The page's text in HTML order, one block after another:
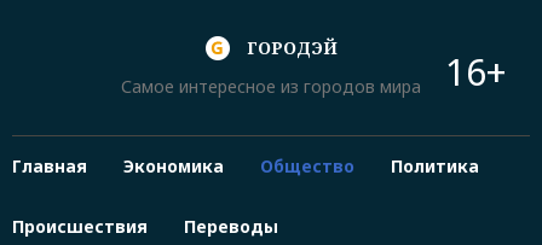
ГОРОДЭЙ
Самое интересное из городов мира
16+
Главная Экономика Общество Политика
Происшествия Переводы